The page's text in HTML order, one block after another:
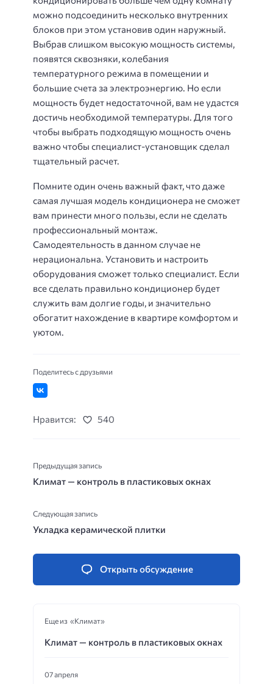
можно подсоединить несколько внутренних
блоков при этом установив один наружный.
Выбрав слишком высокую мощность системы,
появятся сквозняки, колебания
температурного режима в помещении и
большие счета за электроэнергию. Но если
мощность будет недостаточной, вам не удастся
достичь необходимой температуры. Для того
чтобы выбрать подходящую мощность очень
важно чтобы специалист-установщик сделал
тщательный расчет.
Помните один очень важный факт, что даже
самая лучшая модель кондиционера не сможет
вам принести много пользы, если не сделать
профессиональный монтаж.
Самодеятельность в данном случае не
нерациональна. Установить и настроить
оборудования сможет только специалист. Если
все сделать правильно кондиционер будет
служить вам долгие годы, и значительно
обогатит нахождение в квартире комфортом и
уютом.
Поделитесь с друзьями
Нравится: 540
Предыдущая запись
Климат — контроль в пластиковых окнах
Следующая запись
Укладка керамической плитки
Открыть обсуждение
Еще из «Климат»
Климат — контроль в пластиковых окнах
07 апреля